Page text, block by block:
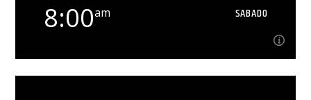
Ver Más
8:00am SABADO
8:00am SABADO